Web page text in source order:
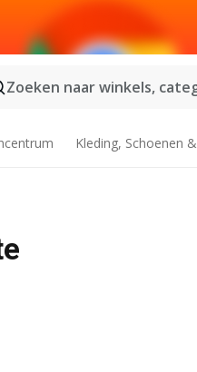
Zoeken naar winkels,
Kleding, Schoenen